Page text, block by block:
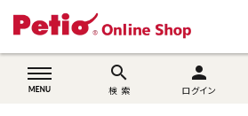
wovn-lang-name
search
検 索
person
ログイン